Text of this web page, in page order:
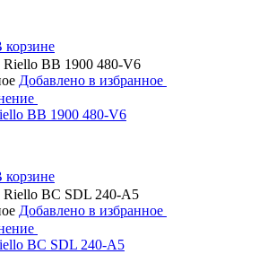
корзине
Добавлено в избранное
BB 1900 480-V6
корзине
Добавлено в избранное
BC SDL 240-A5